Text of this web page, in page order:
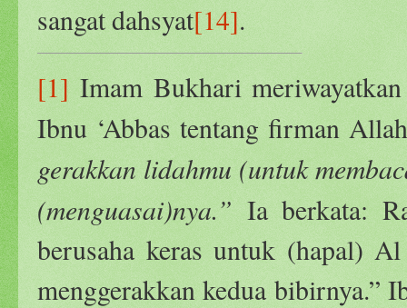
sangat dahsyat[14].
[1] Imam Bukhari
Ibnu ‘Abbas tentang firman
gerakkan lidahmu (untuk
(menguasai)nya.” Ia berkata:
berusaha keras untuk (hapal)
menggerakkan kedua bibirnya.”